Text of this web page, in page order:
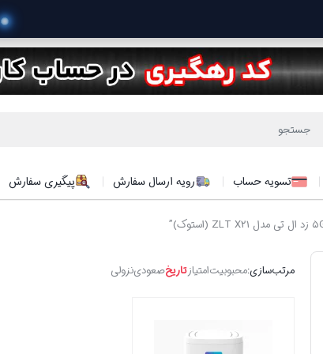
تسویه حساب رویه ارسال سفارش پیگیری سفارش
مرتب‌سازی:محبوبیتامتیازتاریخصعودینزولی